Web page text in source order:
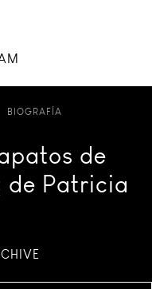
BIOGRAFÍA
de
de Patricia